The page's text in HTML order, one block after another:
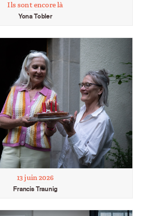
Ils sont encore là
Yona Tobler
13 juin 2026
Francis Traunig